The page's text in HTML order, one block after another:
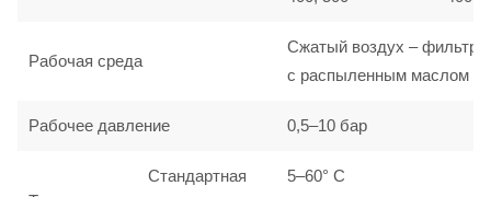
Рабочая среда
Сжатый воздух –
с распыленным маслом
Рабочее давление 0,5–10 бар
Стандартная 5–60° C